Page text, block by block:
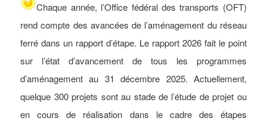
Chaque année, l’Office fédéral des transports (OFT)
rend compte des avancées de l’aménagement du réseau
ferré dans un rapport d’étape. Le rapport 2026 fait le point
sur l’état d’avancement de tous les programmes
d’aménagement au 31 décembre 2025. Actuellement,
quelque 300 projets sont au stade de l’étude de projet ou
en cours de réalisation dans le cadre des étapes